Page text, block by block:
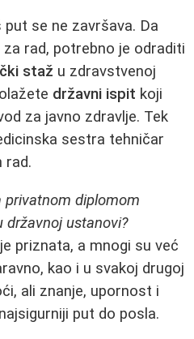
put se ne završava. Da
rad, potrebno je odraditi
staž u zdravstvenoj
državni ispit koji
za javno zdravlje. Tek
sestra tehničar
rad.
privatnom diplomom
državnoj ustanovi?
priznata, a mnogi su već
kao i u svakoj drugoj
ali znanje, upornost i
put do posla.